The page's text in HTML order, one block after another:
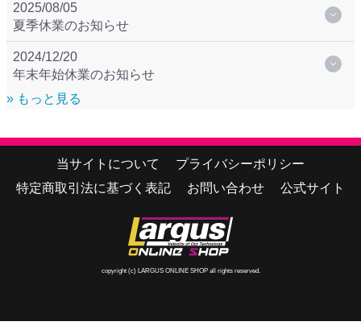
2025/08/05
夏季休業のお知らせ
2024/12/20
年末年始休業のお知らせ
» もっと見る
当サイトについて
プライバシーポリシー
特定商取引法に基づく表記
お問い合わせ 公式サイト
copyright (c) LARGUS ONLINE SHOP all rights reserved.